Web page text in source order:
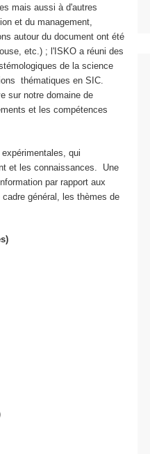
mais aussi à d'autres
et du management,
autour du document ont été
etc.) ; l'ISKO a réuni des
de la science
thématiques en SIC.
sur notre domaine de
et les compétences
qui
et les connaissances. Une
par rapport aux
général, les thèmes de